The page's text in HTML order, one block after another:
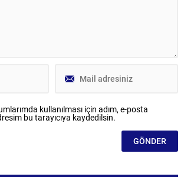
kullanılması için adım, e-posta
bu tarayıcıya kaydedilsin.